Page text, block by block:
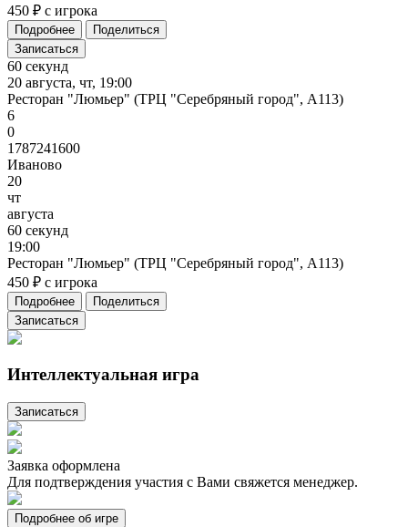
450 ₽ с игрока
Подробнее
Поделиться
Записаться
60 секунд
20 августа, чт, 19:00
Ресторан "Люмьер" (ТРЦ "Серебряный город", А113)
6
0
1787241600
Иваново
20
чт
августа
60 секунд
19:00
Ресторан "Люмьер" (ТРЦ "Серебряный город", А113)
450 ₽ с игрока
Подробнее
Поделиться
Записаться
Интеллектуальная игра
Записаться
Заявка оформлена
Для подтверждения участия с Вами свяжется менеджер.
Подробнее об игре